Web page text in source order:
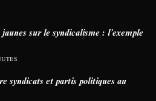
sur le syndicalisme : l’exemple
syndicats et partis politiques au